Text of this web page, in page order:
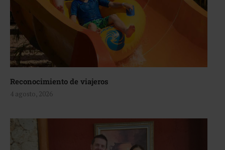
Reconocimiento de viajeros
4 agosto, 2026